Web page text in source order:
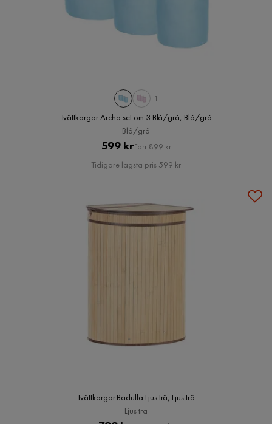
+1
Tvättkorgar Archa set om 3 Blå/grå, Blå/grå
Blå/grå
Pris
599 krOriginal
Pris
Förr 899 kr
Tidigare lägsta pris 599 kr
Tvättkorgar Badulla Ljus trä, Ljus trä
Ljus trä